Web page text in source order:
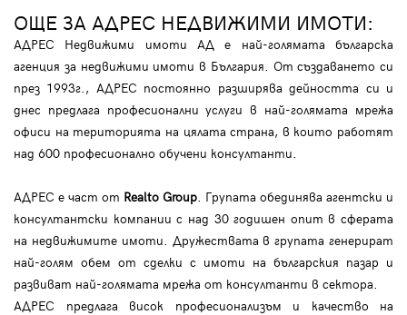
ОЩЕ ЗА АДРЕС НЕДВИЖИМИ ИМОТИ:
АДРЕС Недвижими имоти АД е най-голямата българска
агенция за недвижими имоти в България. От създаването си
през 1993г., АДРЕС постоянно разширява дейността си и
днес предлага професионални услуги в най-голямата мрежа
офиси на територията на цялата страна, в които работят
над 600 професионално обучени консултанти.
АДРЕС е част от Realto Group . Групата обединява агентски и
консултантски компании с над 30 годишен опит в сферата
на недвижимите имоти. Дружествата в групата генерират
най-голям обем от сделки с имоти на българския пазар и
развиват най-голямата мрежа от консултанти в сектора.
АДРЕС предлага висок професионализъм и качество на